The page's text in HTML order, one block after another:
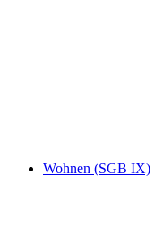
Wohnen (SGB IX)